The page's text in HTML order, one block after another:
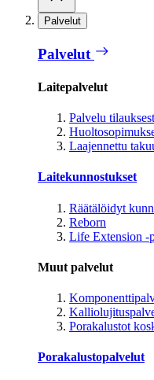
Palvelut
Palvelut
Laitepalvelut
Palvelu
Laajennettu
Laitekunnostukset
Räätälöidyt
Reborn
Life Extension -
Muut palvelut
Porakalustot
Porakalustopalvelut